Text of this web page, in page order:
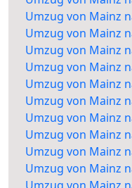
Umzug von Mainz
Umzug von Mainz
Umzug von Mainz
Umzug von Mainz
Umzug von Mainz
Umzug von Mainz
Umzug von Mainz
Umzug von Mainz
Umzug von Mainz
Umzug von Mainz